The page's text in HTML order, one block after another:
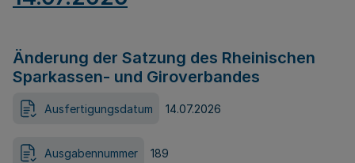
Änderung der Satzung des Rheinischen
Sparkassen- und Giroverbandes
Ausfertigungsdatum 14.07.2026
Ausgabennummer 189